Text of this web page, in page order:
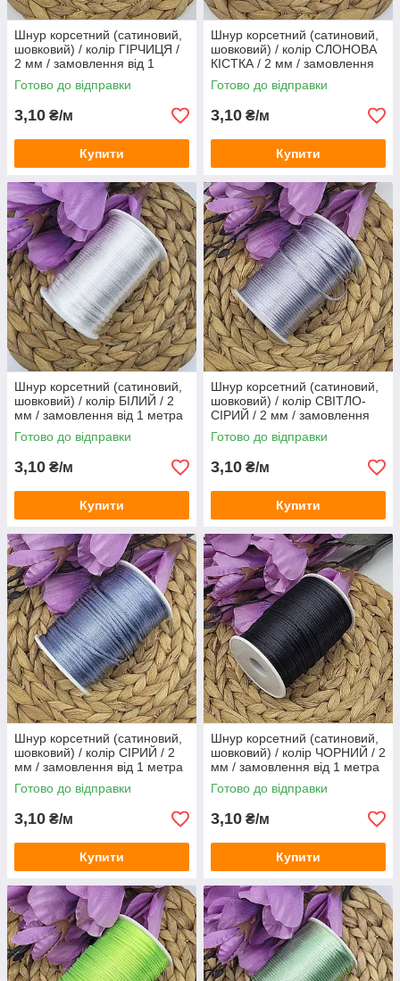
Шнур корсетний (сатиновий,
шовковий) / колір ГІРЧИЦЯ /
2 мм / замовлення від 1
метра
Готово до відправки
3,10 ₴/м
Купити
Шнур корсетний (сатиновий,
шовковий) / колір СЛОНОВА
КІСТКА / 2 мм / замовлення
від 1 метра
Готово до відправки
3,10 ₴/м
Купити
Шнур корсетний (сатиновий,
шовковий) / колір БІЛИЙ / 2
мм / замовлення від 1 метра
Готово до відправки
3,10 ₴/м
Купити
Шнур корсетний (сатиновий,
шовковий) / колір СВІТЛО-
СІРИЙ / 2 мм / замовлення
від 1 метра
Готово до відправки
3,10 ₴/м
Купити
Шнур корсетний (сатиновий,
шовковий) / колір СІРИЙ / 2
мм / замовлення від 1 метра
Готово до відправки
3,10 ₴/м
Купити
Шнур корсетний (сатиновий,
шовковий) / колір ЧОРНИЙ / 2
мм / замовлення від 1 метра
Готово до відправки
3,10 ₴/м
Купити